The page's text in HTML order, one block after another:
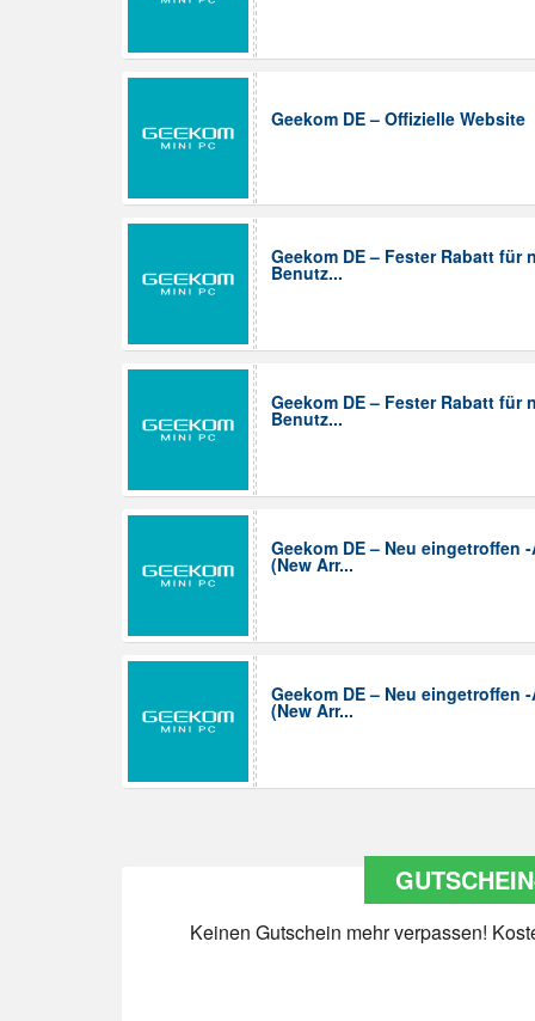
Geekom DE – Offizielle Website
Geekom DE – Fester Rabatt für
Benutz...
Geekom DE – Fester Rabatt für
Benutz...
Geekom DE – Neu eingetroffen
(New Arr...
Geekom DE – Neu eingetroffen
(New Arr...
Keinen Gutschein mehr verpassen!